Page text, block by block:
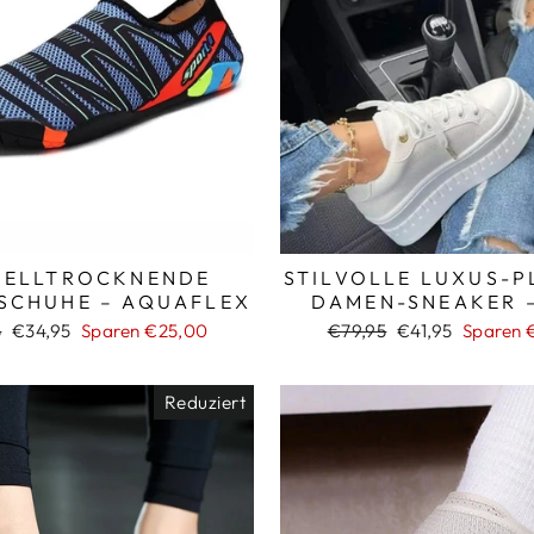
– AQUAFLEX
Sonderpreis
€34,95 Sparen €25,00
STILVOLLE LUXUS-
DAMEN-SNEAKER
Normaler
€79,95 Sonderpreis
€41,95 Sparen
Reduziert